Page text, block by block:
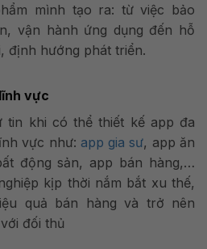
mình tạo ra: từ việc bảo
vận hành ứng dụng đến hỗ
định hướng phát triển.
vực
tin khi có thể thiết kế app đa
vực như: app gia sư, app ăn
động sản, app bán hàng,…
kịp thời nắm bắt xu thế,
quả bán hàng và trở nên
đối thủ